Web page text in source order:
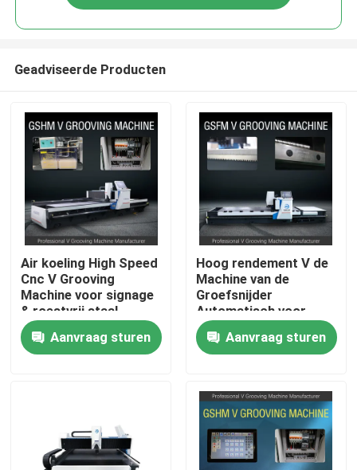
Thuis
Over ons
Geadviseerde Producten
Air koeling High Speed
Cnc V Grooving
Machine voor signage
& roestvrij staal
verwerking
Aanvraag sturen
Hoog rendement V de
Machine van de
Groefsnijder
Automatisch voor
Aluminiumcomité
Verwerking
Aanvraag sturen